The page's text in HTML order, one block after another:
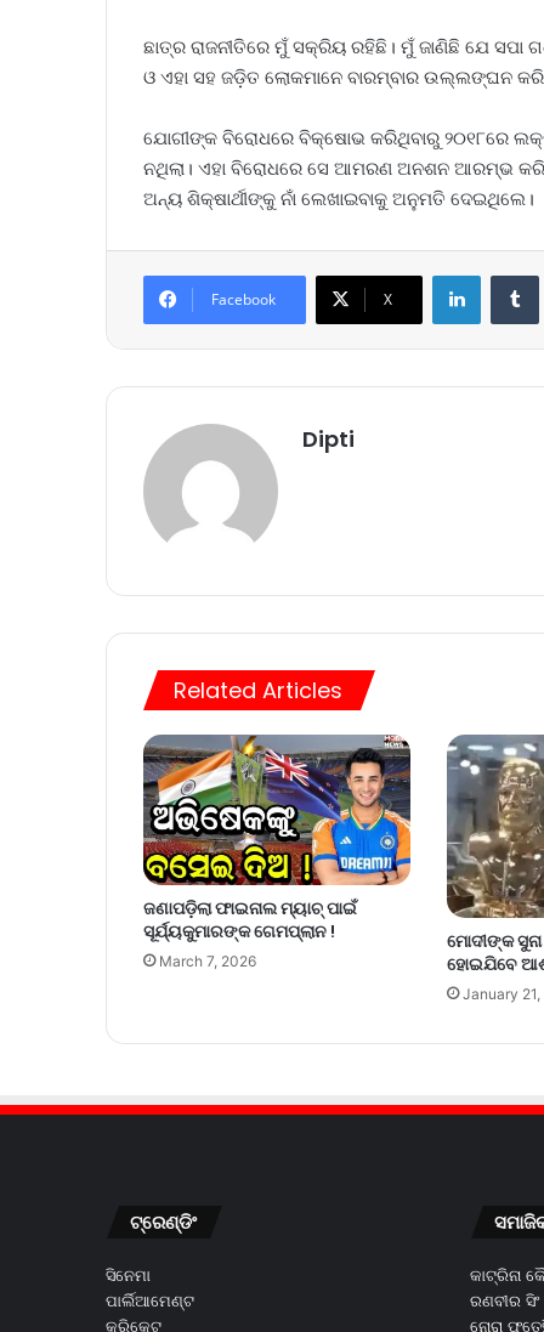
ଛାତ୍ର ରାଜନୀତିରେ ମୁଁ ସକ୍ରିୟ ରହିଛି। ମୁଁ ଜାଣିଛି ଯେ
ଓ ଏହା ସହ ଜଡ଼ିତ ଲୋକମାନେ ବାରମ୍ବାର ଉଲ୍ଲଙ୍ଘନ କରି
ଯୋଗୀଙ୍କ ବିରୋଧରେ ବିକ୍ଷୋଭ କରିଥିବାରୁ ୨୦୧୮ରେ
ନଥିଲା। ଏହା ବିରୋଧରେ ସେ ଆମରଣ ଅନଶନ ଆରମ୍ଭ
ଅନ୍ୟ ଶିକ୍ଷାର୍ଥୀଙ୍କୁ ନାଁ ଲେଖାଇବାକୁ ଅନୁମତି ଦେଇଥିଲେ।
Facebook X
Dipti
Related Articles
ଜଣାପଡ଼ିଲା ଫାଇନାଲ ମ୍ୟାଚ୍ ପାଇଁ
ସୂର୍ଯ୍ୟକୁମାରଙ୍କ ଗେମପ୍ଲାନ !
March 7, 2026
ମୋଦୀଙ୍କ
ହୋଇଯିବେ
January
ଟ୍ରେଣ୍ଡିଂ
ସିନେମା
ପାର୍ଲିଆମେଣ୍ଟ
କ୍ରିକେଟ
କାଟ୍ରିନା
ରଣବୀର ସିଂ
ନୋରା